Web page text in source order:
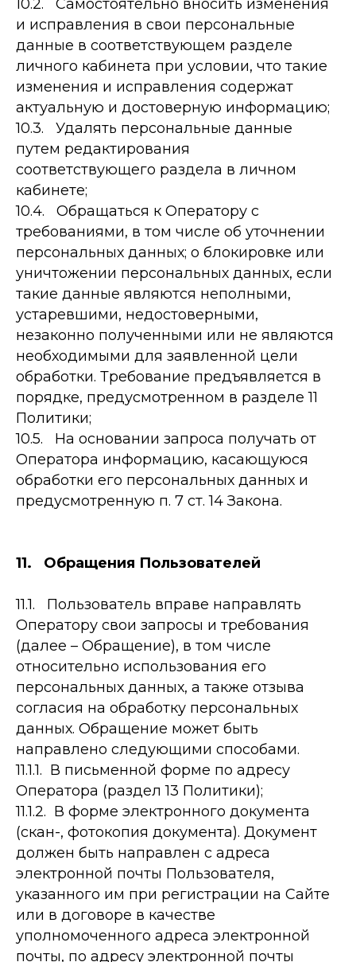
10.2. Самостоятельно вносить изменения
и исправления в свои персональные
данные в соответствующем разделе
личного кабинета при условии, что такие
изменения и исправления содержат
актуальную и достоверную информацию;
10.3. Удалять персональные данные
путем редактирования
соответствующего раздела в личном
кабинете;
10.4. Обращаться к Оператору с
требованиями, в том числе об уточнении
персональных данных; о блокировке или
уничтожении персональных данных, если
такие данные являются неполными,
устаревшими, недостоверными,
незаконно полученными или не являются
необходимыми для заявленной цели
обработки. Требование предъявляется в
порядке, предусмотренном в разделе 11
Политики;
10.5. На основании запроса получать от
Оператора информацию, касающуюся
обработки его персональных данных и
предусмотренную п. 7 ст. 14 Закона.
11. Обращения Пользователей
11.1. Пользователь вправе направлять
Оператору свои запросы и требования
(далее – Обращение), в том числе
относительно использования его
персональных данных, а также отзыва
согласия на обработку персональных
данных. Обращение может быть
направлено следующими способами.
11.1.1. В письменной форме по адресу
Оператора (раздел 13 Политики);
11.1.2. В форме электронного документа
(скан-, фотокопия документа). Документ
должен быть направлен с адреса
электронной почты Пользователя,
указанного им при регистрации на Сайте
или в договоре в качестве
уполномоченного адреса электронной
почты, по адресу электронной почты